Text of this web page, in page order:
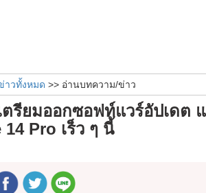
าวทั้งหมด >> อ่านบทความ/ข่าว
ตรียมออกซอฟท์แวร์อัปเดต
Pro เร็ว ๆ นี้